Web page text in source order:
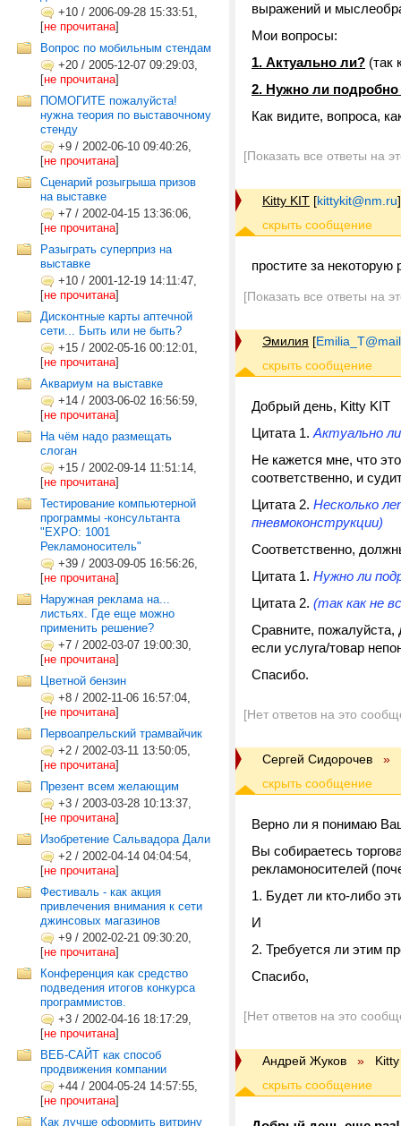
+10 / 2006-09-28 15:33:51,
[не прочитана]
Вопрос по мобильным стендам
+20 / 2005-12-07 09:29:03,
[не прочитана]
ПОМОГИТЕ пожалуйста!
нужна теория по выставочному
стенду
+9 / 2002-06-10 09:40:26,
[не прочитана]
Сценарий розыгрыша призов
на выставке
+7 / 2002-04-15 13:36:06,
[не прочитана]
Разыграть суперприз на
выставке
+10 / 2001-12-19 14:11:47,
[не прочитана]
Дисконтные карты аптечной
сети... Быть или не быть?
+15 / 2002-05-16 00:12:01,
[не прочитана]
Аквариум на выставке
+14 / 2003-06-02 16:56:59,
[не прочитана]
На чём надо размещать
слоган
+15 / 2002-09-14 11:51:14,
[не прочитана]
Тестирование компьютерной
программы -консультанта
"EXPO: 1001
Рекламоноситель"
+39 / 2003-09-05 16:56:26,
[не прочитана]
Наружная реклама на...
листьях. Где еще можно
применить решение?
+7 / 2002-03-07 19:00:30,
[не прочитана]
Цветной бензин
+8 / 2002-11-06 16:57:04,
[не прочитана]
Первоапрельский трамвайчик
+2 / 2002-03-11 13:50:05,
[не прочитана]
Презент всем желающим
+3 / 2003-03-28 10:13:37,
[не прочитана]
Изобретение Сальвадора Дали
+2 / 2002-04-14 04:04:54,
[не прочитана]
Фестиваль - как акция
привлечения внимания к сети
джинсовых магазинов
+9 / 2002-02-21 09:30:20,
[не прочитана]
Конференция как средство
подведения итогов конкурса
программистов.
+3 / 2002-04-16 18:17:29,
[не прочитана]
ВЕБ-САЙТ как способ
продвижения компании
+44 / 2004-05-24 14:57:55,
[не прочитана]
Как лучше оформить витрину
выражений и
Мои вопросы:
1. Актуально ли? (так
2. Нужно ли
Как видите, вопроса,
[Показать все ответы на
Kitty KIT [kittykit@nm.ru]
простите за некоторую
[Показать все ответы на
Эмилия [
Добрый день, Kitty KIT
Цитата 1. Актуально
Не кажется мне, что
соответственно, и
Цитата 2. Несколько
пневмоконструкции)
Соответственно,
Цитата 1. Нужно ли
Цитата 2. (так как не
Сравните,
если услуга/товар
Спасибо.
[Нет ответов на это
Cергей Сидорочев »
Верно ли я понимаю
Вы собираетесь
рекламоносителей
1. Будет ли кто-либо
И
2. Требуется ли этим
Спасибо,
[Нет ответов на это
Андрей Жуков »